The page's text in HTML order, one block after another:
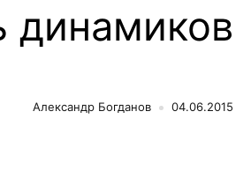
динамиков
Александр Богданов 04.06.2015